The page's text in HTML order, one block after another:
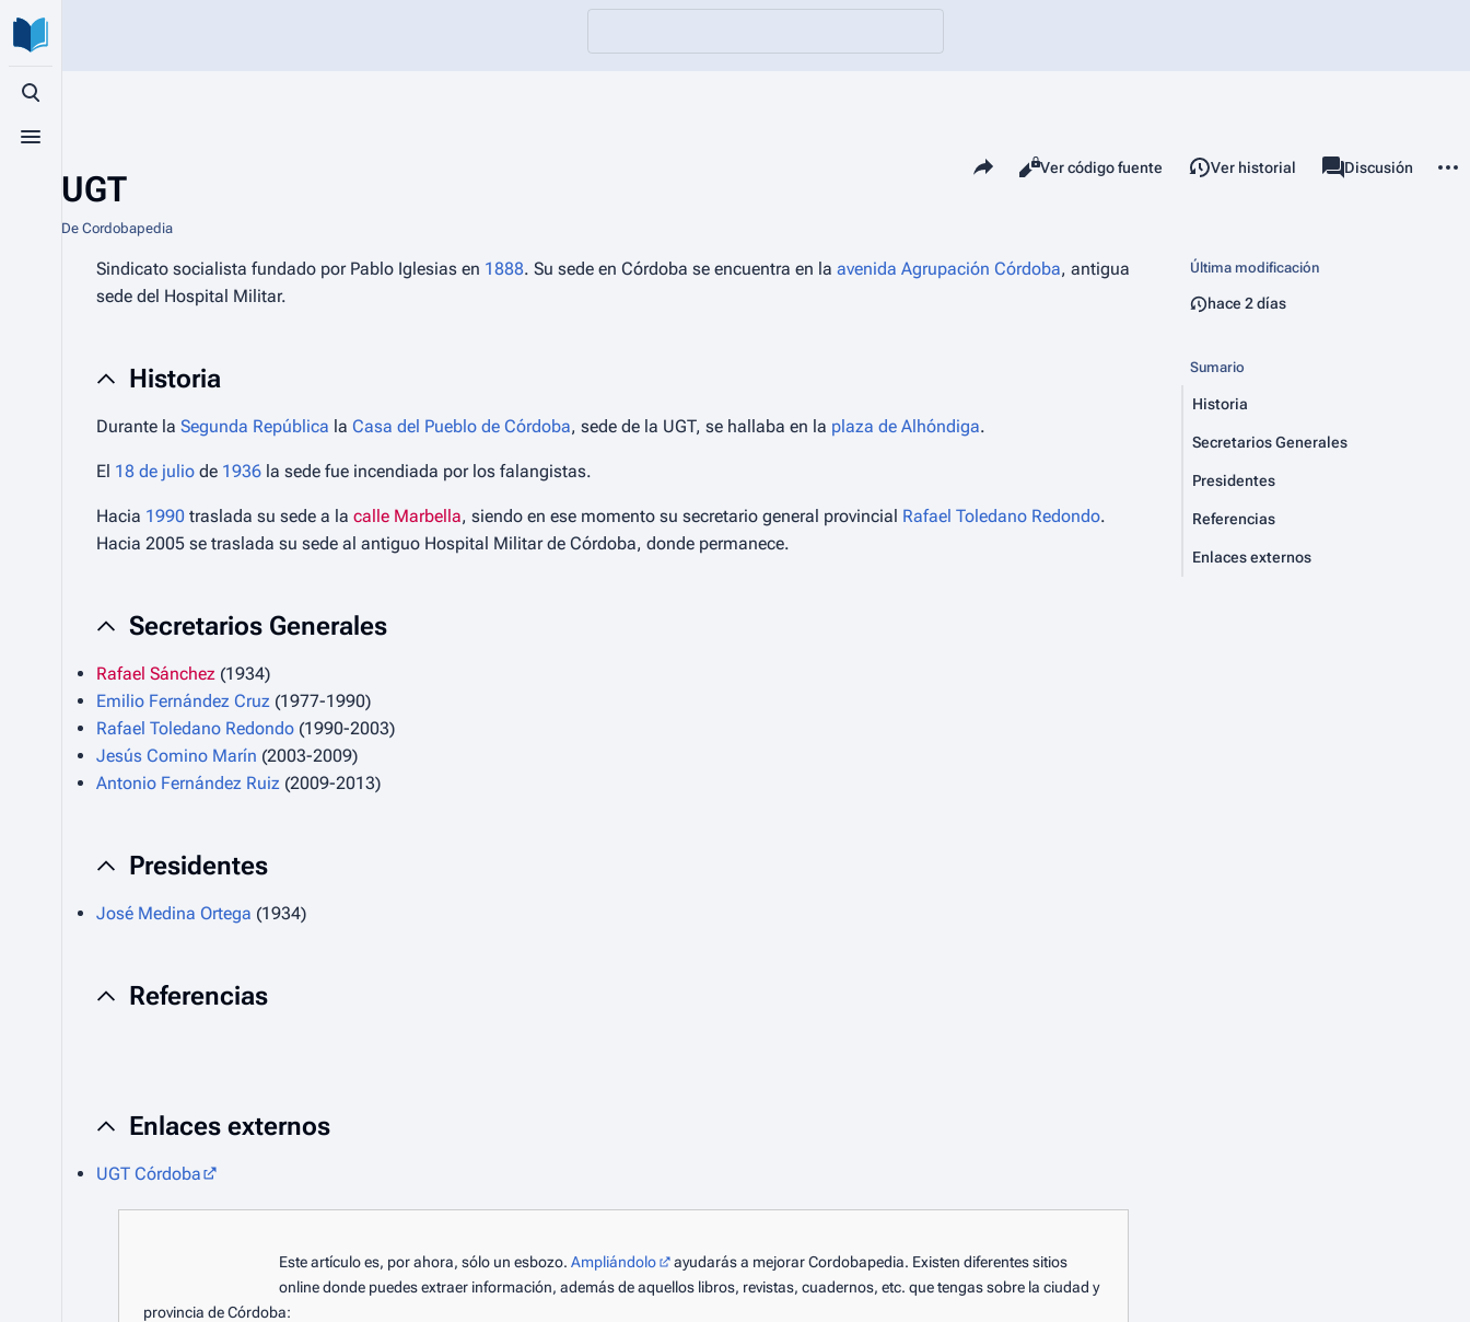
Búsqueda alternativa
Menú alternativo
UGT
De Cordobapedia
Comparte esta página
Vistas
Leer
Ver código fuente Ver historial associated-pages
Página
Discusión
Sindicato socialista fundado por Pablo Iglesias en 1888. Su sede en Córdoba se encuentra en la avenida Agrupación Córdoba, antigua
sede del Hospital Militar.
Historia
Durante la Segunda República la Casa del Pueblo de Córdoba, sede de la UGT, se hallaba en la plaza de Alhóndiga.
El 18 de julio de 1936 la sede fue incendiada por los falangistas.
Hacia 1990 traslada su sede a la calle Marbella, siendo en ese momento su secretario general provincial Rafael Toledano Redondo.
Hacia 2005 se traslada su sede al antiguo Hospital Militar de Córdoba, donde permanece.
Secretarios Generales
Rafael Sánchez (1934)
Emilio Fernández Cruz (1977-1990)
Rafael Toledano Redondo (1990-2003)
Jesús Comino Marín (2003-2009)
Antonio Fernández Ruiz (2009-2013)
Presidentes
José Medina Ortega (1934)
Referencias
Enlaces externos
UGT Córdoba
Este artículo es, por ahora, sólo un esbozo. Ampliándolo
ayudarás a mejorar Cordobapedia. Existen diferentes sitios
online donde puedes extraer información, además de aquellos libros, revistas, cuadernos, etc. que tengas sobre la ciudad y
provincia de Córdoba:
Última modificación
hace 2 días
Sumario
Historia
Secretarios Generales
Presidentes
Referencias
Enlaces externos